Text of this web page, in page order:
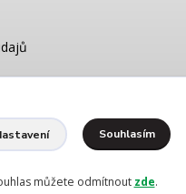
s výběrem? Neváhejte se
Souhlasím
můžete odmítnout zde.